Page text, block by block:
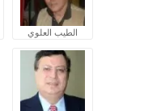
الطيب العلوي